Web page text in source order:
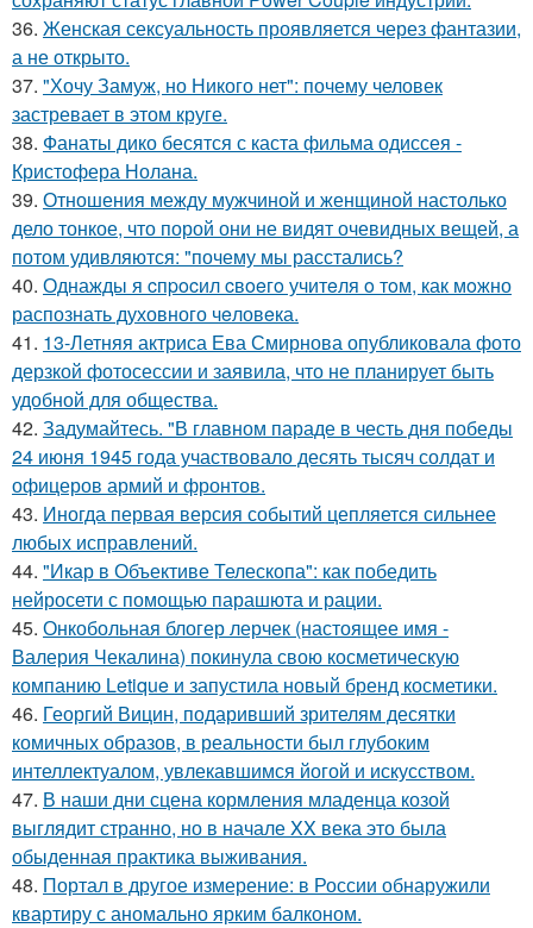
36. Женская сексуальность проявляется через фантазии,
а не открыто.
37. "Хочу Замуж, но Никого нет": почему человек
застревает в этом круге.
38. Фанаты дико бесятся с каста фильма одиссея -
Кристофера Нолана.
39. Отношения между мужчиной и женщиной настолько
дело тонкое, что порой они не видят очевидных вещей, а
потом удивляются: "почему мы расстались?
40. Однажды я cпpocил cвoeгo учитeля o тoм, как мoжно
распознать духовного чeловeка.
41. 13-Летняя актриса Ева Смирнова опубликовала фото
дерзкой фотосессии и заявила, что не планирует быть
удобной для общества.
42. Задумайтесь. "В главном параде в честь дня победы
24 июня 1945 года участвовало десять тысяч солдат и
офицеров армий и фронтов.
43. Иногда первая версия событий цепляется сильнее
любых исправлений.
44. "Икар в Объективе Телескопа": как победить
нейросети с помощью парашюта и рации.
45. Онкобольная блогер лерчек (настоящее имя -
Валерия Чекалина) покинула свою косметическую
компанию Letique и запустила новый бренд косметики.
46. Георгий Вицин, подаривший зрителям десятки
комичных образов, в реальности был глубоким
интеллектуалом, увлекавшимся йогой и искусством.
47. В наши дни сцена кормления младенца козой
выглядит странно, но в начале XX века это была
обыденная практика выживания.
48. Портал в другое измерение: в России обнаружили
квартиру с аномально ярким балконом.